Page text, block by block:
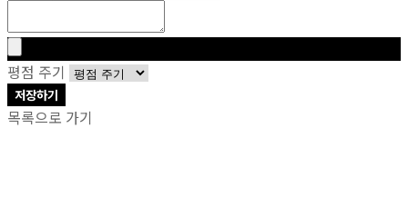
평점 주기
저장하기
목록으로 가기